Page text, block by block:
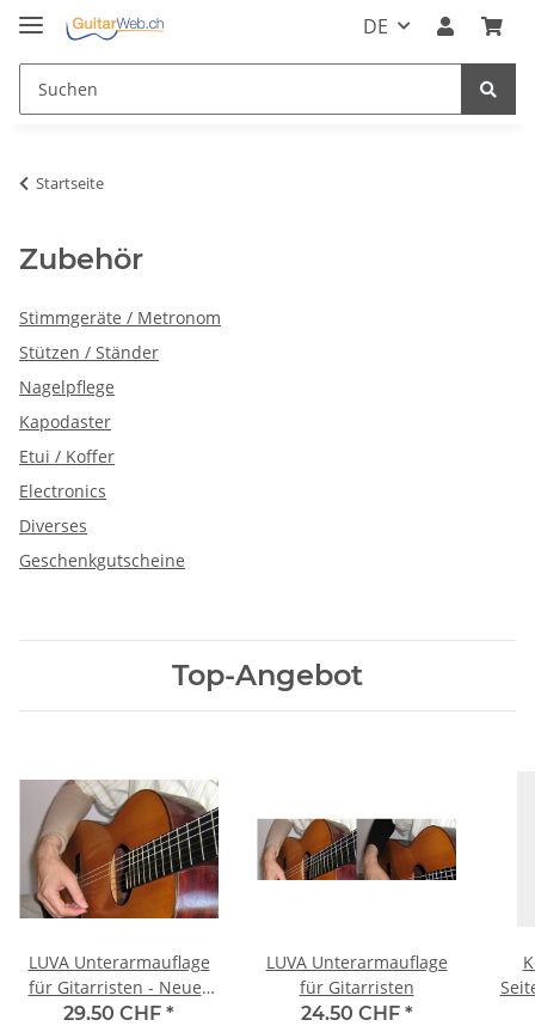
DE
Startseite
Zubehör
Stimmgeräte / Metronom
Stützen / Ständer
Nagelpflege
Kapodaster
Etui / Koffer
Electronics
Diverses
Geschenkgutscheine
Top-Angebot
LUVA Unterarmauflage
für Gitarristen - Neues
Modell GG extra gross-
29.50 CHF *
LUVA Unterarmauflage
für Gitarristen
24.50 CHF *